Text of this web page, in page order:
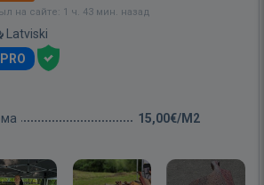
на сайте: 1 ч. 43 мин. назад
Latviski
PRO
15,00€/M2